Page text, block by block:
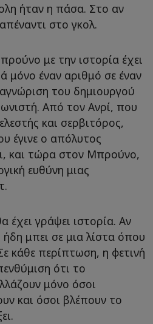
ήταν η πάσα. Στο αν
στο γκολ.
με την ιστορία έχει
μόνο έναν αριθμό σε έναν
του δημιουργού
Από τον Ανρί, που
και σερβιτόρος,
έγινε ο απόλυτος
και τώρα στον Μπρούνο,
ευθύνη μιας
έχει γράψει ιστορία. Αν
ήδη μπει σε μια λίστα όπου
κάθε περίπτωση, η φετινή
ότι το
μόνο όσοι
και όσοι βλέπουν το